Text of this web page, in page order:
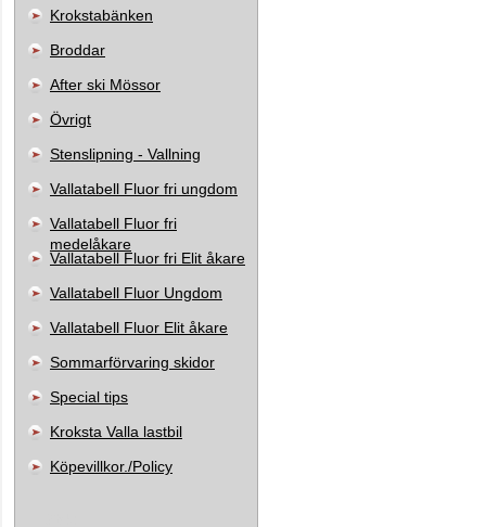
Krokstabänken
Broddar
After ski Mössor
Övrigt
Stenslipning - Vallning
Vallatabell Fluor fri ungdom
Vallatabell Fluor fri
medelåkare
Vallatabell Fluor fri Elit åkare
Vallatabell Fluor Ungdom
Vallatabell Fluor Elit åkare
Sommarförvaring skidor
Special tips
Kroksta Valla lastbil
Köpevillkor./Policy